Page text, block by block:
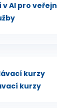
AI pro
kurzy
kurzy